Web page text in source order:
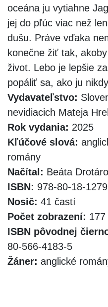
oceána ju vytiahne
jej do pľúc viac než
dušu. Práve vďaka
konečne žiť tak,
život. Lebo je lepšie
popáliť sa, ako ju
Vydavateľstvo:
nevidiacich Mateja
Rok vydania: 2025
Kľúčové slová:
romány
Načítal: Beáta
ISBN: 978-80-18-
Nosič: 41 častí
Počet zobrazení: 177
ISBN pôvodnej
80-566-4183-5
Žáner: anglické